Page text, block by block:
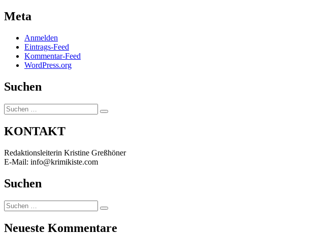
Meta
Anmelden
Eintrags-Feed
Kommentar-Feed
WordPress.org
Suchen
Suchen
nach:
Suchen
KONTAKT
Redaktionsleiterin Kristine Greßhöner
E-Mail: info@krimikiste.com
Suchen
Suchen
nach:
Suchen
Neueste Kommentare